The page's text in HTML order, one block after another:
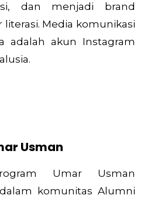
dan menjadi brand
literasi. Media komunikasi
adalah akun Instagram
Usman
Umar Usman
komunitas Alumni